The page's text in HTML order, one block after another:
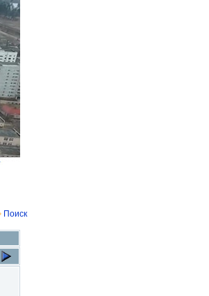
Поиск